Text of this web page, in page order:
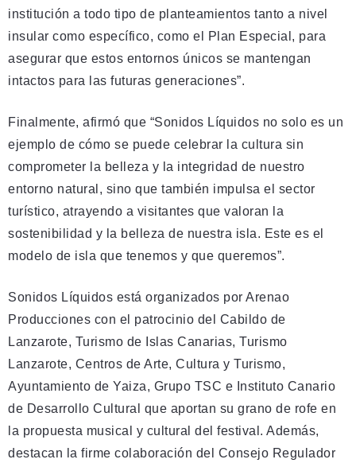
institución a todo tipo de planteamientos tanto a nivel
insular como específico, como el Plan Especial, para
asegurar que estos entornos únicos se mantengan
intactos para las futuras generaciones”.
Finalmente, afirmó que “Sonidos Líquidos no solo es un
ejemplo de cómo se puede celebrar la cultura sin
comprometer la belleza y la integridad de nuestro
entorno natural, sino que también impulsa el sector
turístico, atrayendo a visitantes que valoran la
sostenibilidad y la belleza de nuestra isla. Este es el
modelo de isla que tenemos y que queremos”.
Sonidos Líquidos está organizados por Arenao
Producciones con el patrocinio del Cabildo de
Lanzarote, Turismo de Islas Canarias, Turismo
Lanzarote, Centros de Arte, Cultura y Turismo,
Ayuntamiento de Yaiza, Grupo TSC e Instituto Canario
de Desarrollo Cultural que aportan su grano de rofe en
la propuesta musical y cultural del festival. Además,
destacan la firme colaboración del Consejo Regulador